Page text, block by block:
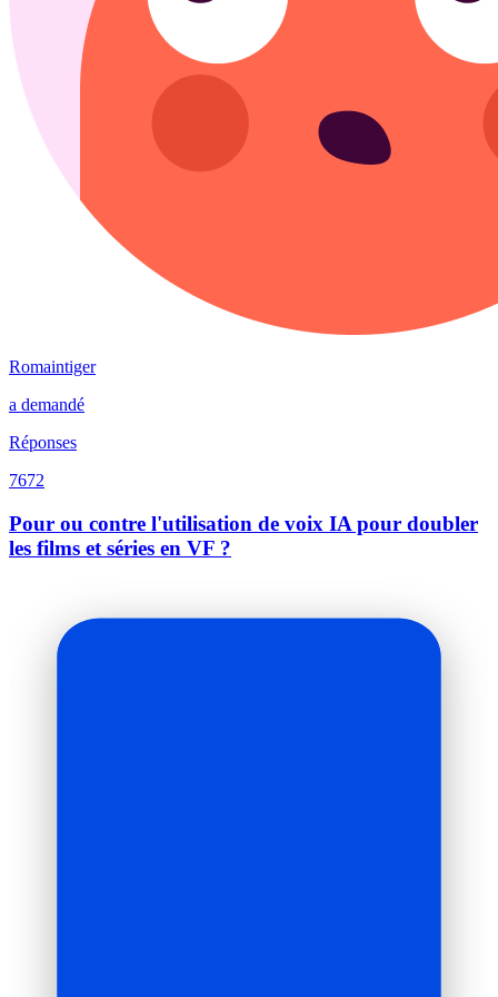
Romaintiger
a demandé
Réponses
7672
Pour ou contre l'utilisation de voix IA pour doubler
les films et séries en VF ?